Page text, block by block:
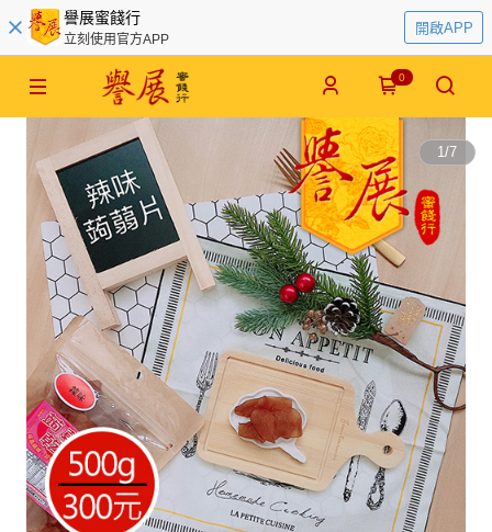
譽展蜜餞行
立刻使用官方APP
開啟APP
0
1/7